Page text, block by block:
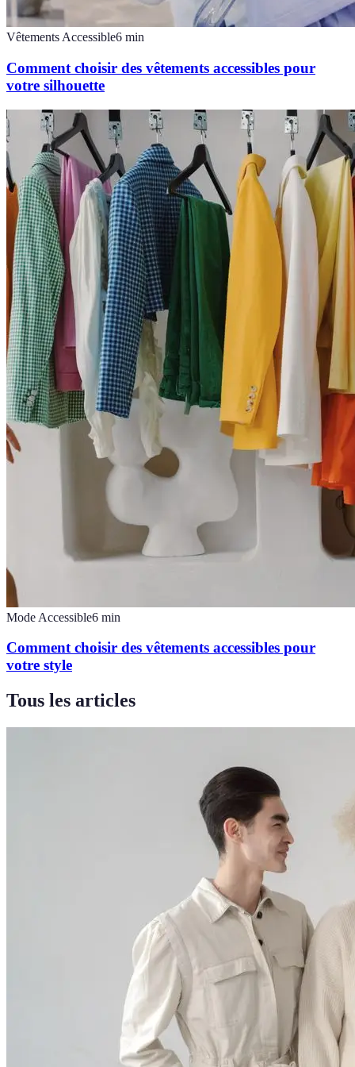
Vêtements Accessible6 min
Comment choisir des vêtements accessibles pour
votre silhouette
Mode Accessible6 min
Comment choisir des vêtements accessibles pour
votre style
Tous les articles